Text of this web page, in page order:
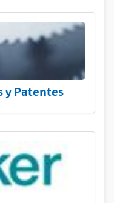
y Patentes